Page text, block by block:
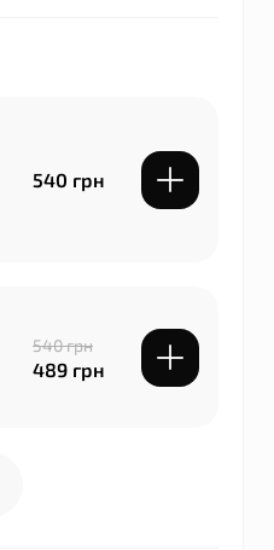
540 грн
540 грн
489 грн